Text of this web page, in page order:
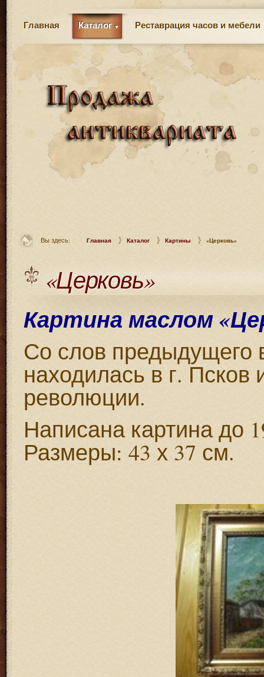
Главная Каталог Реставрация часов и мебели
Вы здесь: Главная Каталог Картины «Церковь»
«Церковь»
Картина маслом
Со слов предыдущего
находилась в г.
революции.
Написана картина до
Размеры: 43 х 37 см.